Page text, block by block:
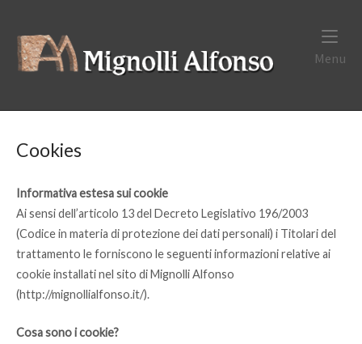
content
Home
Menu
Cookies
Informativa estesa sui cookie
Ai sensi dell’articolo 13 del Decreto Legislativo 196/2003
(Codice in materia di protezione dei dati personali) i Titolari del
trattamento le forniscono le seguenti informazioni relative ai
cookie installati nel sito di Mignolli Alfonso
(http://mignollialfonso.it/).
Cosa sono i cookie?